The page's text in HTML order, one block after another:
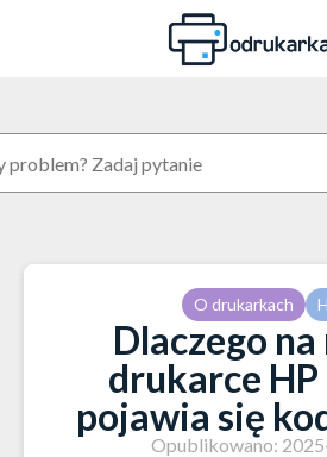
O drukarkach
Dlaczego
drukarce HP
pojawia się
Opublikowano: